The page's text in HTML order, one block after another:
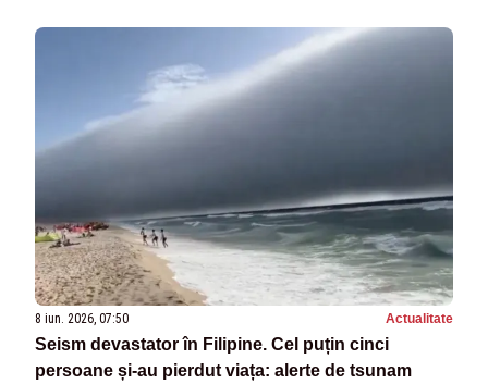
8 iun. 2026, 07:50 Actualitate
Seism devastator în Filipine. Cel puțin cinci
persoane și-au pierdut viața: alerte de tsunam